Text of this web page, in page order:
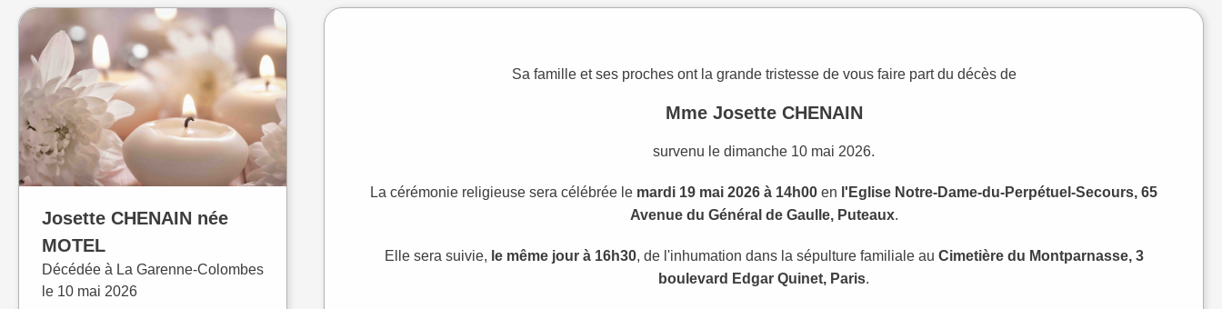
Josette CHENAIN née
MOTEL
Décédée à La Garenne-Colombes
le 10 mai 2026
Sa famille et ses proches ont la grande tristesse de vous faire part du décès de
Mme Josette CHENAIN
survenu le dimanche 10 mai 2026.
La cérémonie religieuse sera célébrée l e mardi 19 mai 2026 à 14h00 en l' Eglise Notre-Dame-du-Perpétuel-Secours, 65
Avenue du Général de Gaulle, Puteaux.
Elle sera suivie, le même jour à 16h30, de l'inhumation dans la sépulture familiale au Cimetière du Montparnasse, 3
boulevard Edgar Quinet, Paris.